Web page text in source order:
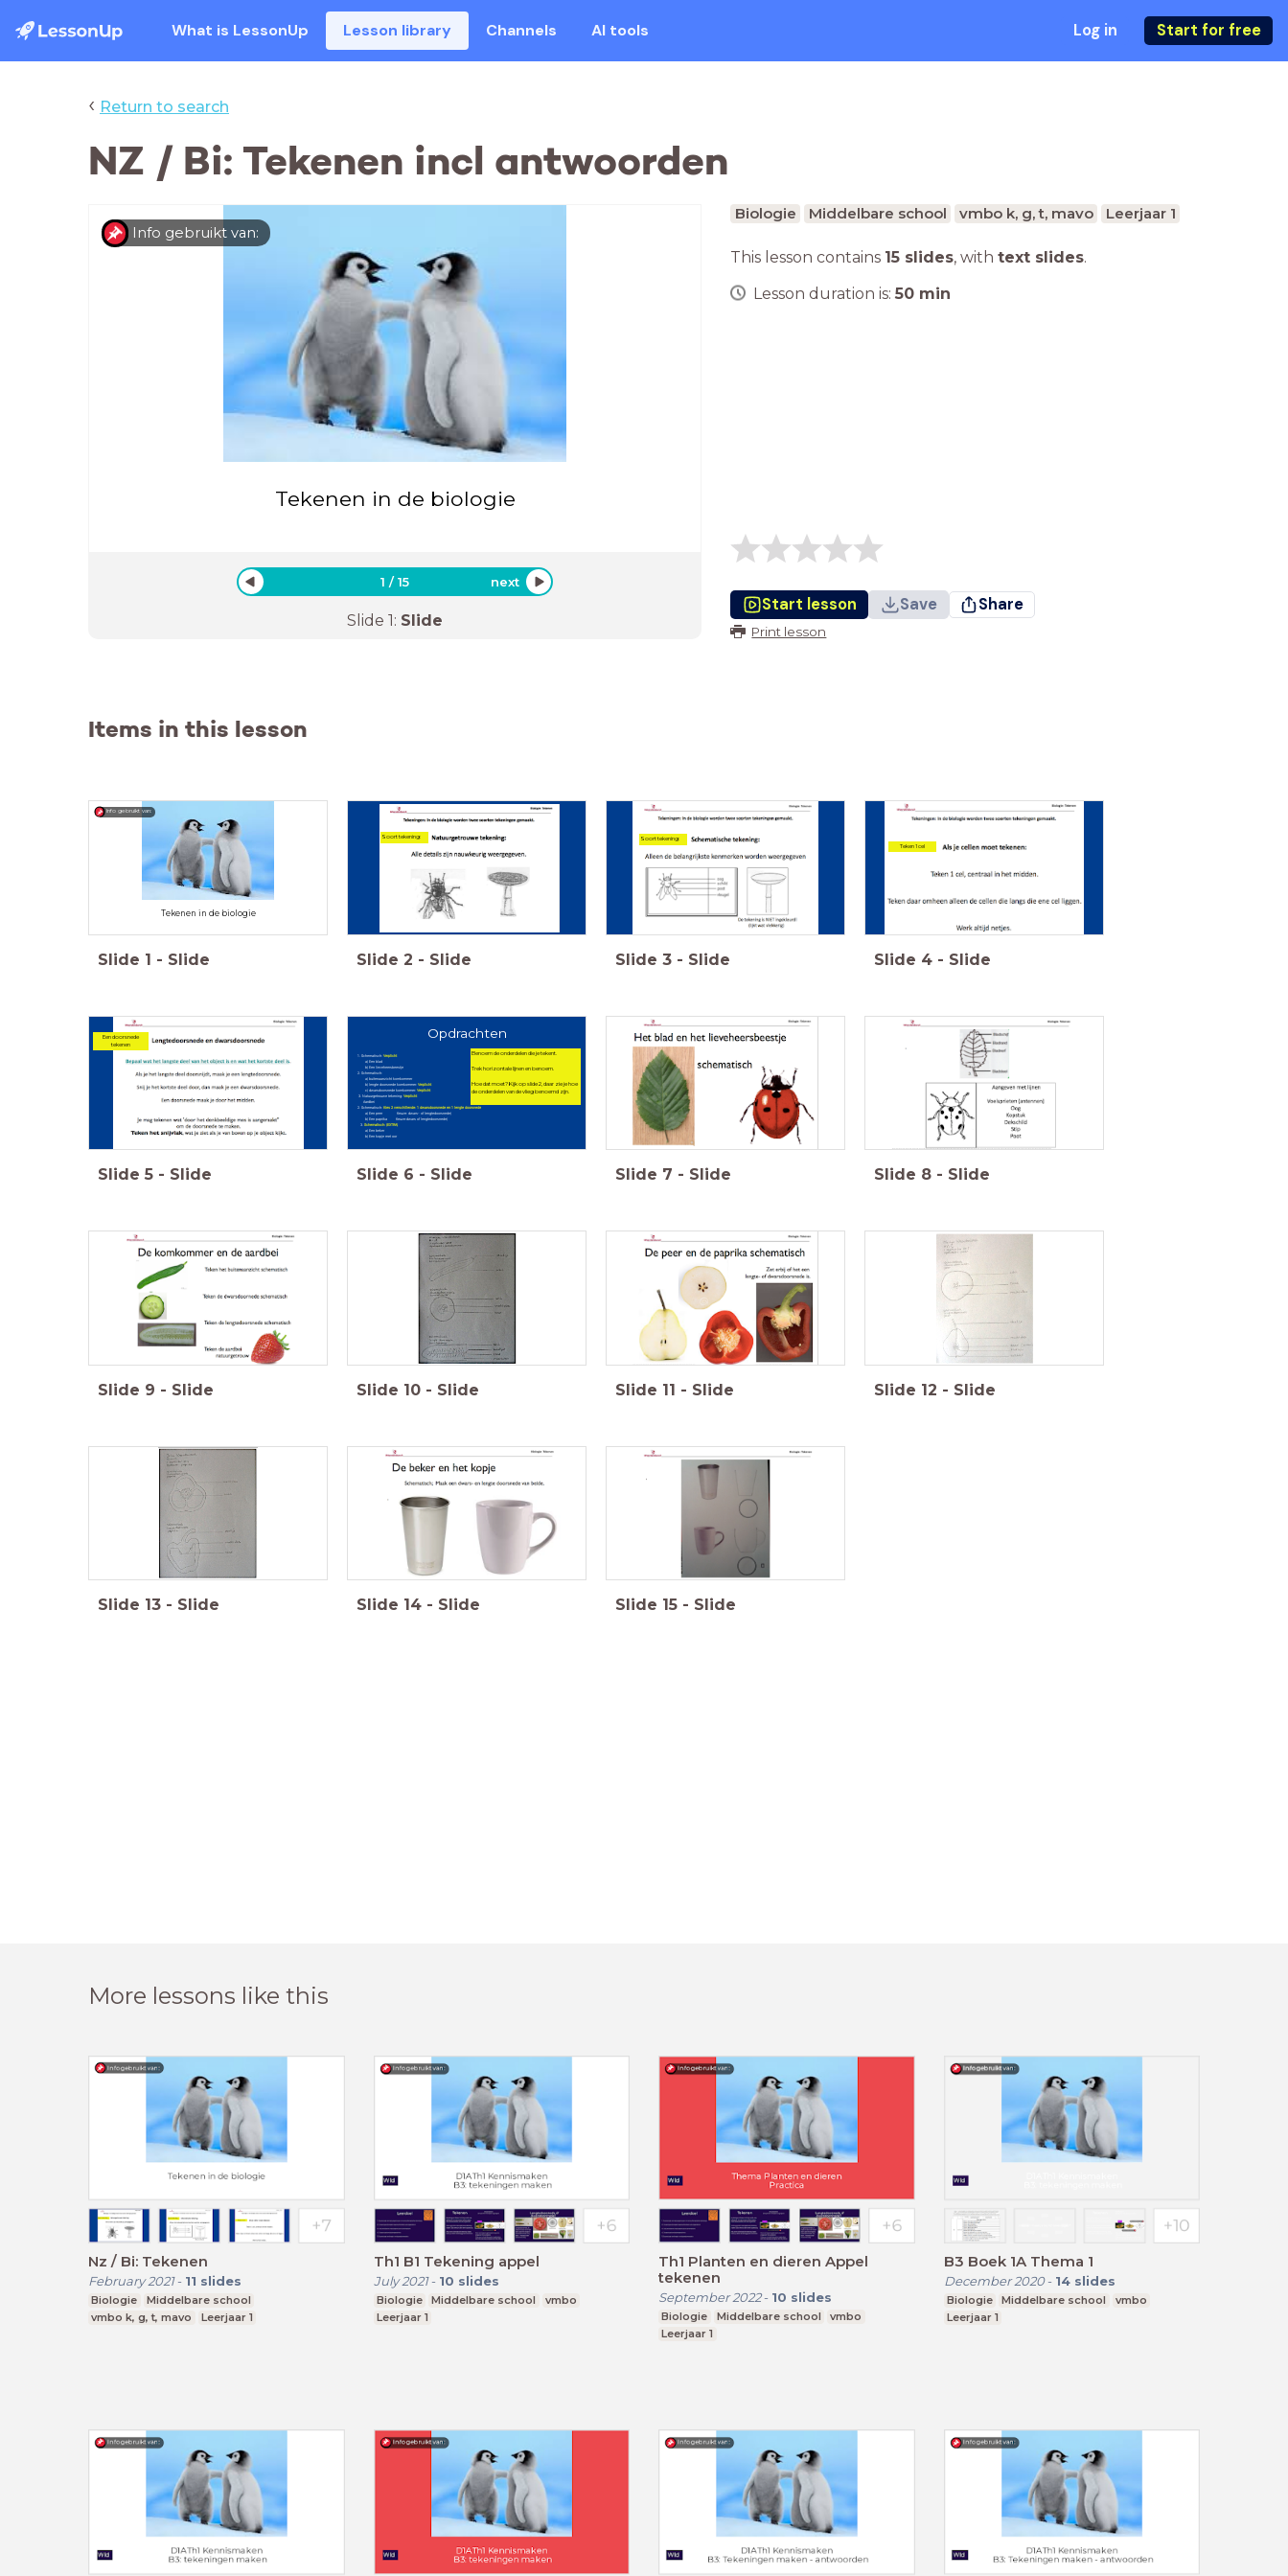
What is LessonUp Lesson library Channels AI tools Log in Start for free
‹ Return to search
NZ / Bi: Tekenen incl antwoorden
Tekenen in de biologie
Info gebruikt van:
1 /15 next
Slide 1: Slide
Biologie Middelbare school vmbo k, g, t, mavo Leerjaar 1
This lesson contains 15 slides, with text slides.
Lesson duration is: 50 min
Start lesson Save Share
Print lesson
Items in this lesson
Tekenen in de biologie
Info gebruikt van:
Slide 1 - Slide
Soort tekening:
Slide 2 - Slide
Soort tekening:
Slide 3 - Slide
Teken 1 cel
Slide 4 - Slide
Een doorsnede
tekenen
Slide 5 - Slide
Opdrachten
1. Schematisch: Verplicht
a) Een blad
b) Een lieveheersbeestje
2. Schematisch:
a) buitenaanzicht komkommer
b) lengte doorsnede komkommer: Verplicht
c) dwarsdoorsnede komkommer:Verplicht
3. Natuurgetrouwe tekening: Verplicht
Aardbei
2. Schematisch: Kies 2 verschillende: 1 dwarsdoorsnede en 1 lengte doorsnede
a) Een peer Keuze: dwars- of lengtedoorsnede)
b) Een paprika Keuze:dwars of lengtedoorsnede)
3. Schematisch: (EXTRA)
a) Een beker
b) Een kopje met oor
Benoem de onderdelen die je tekent.
Trek horizontale lijnen en benoem.
Hoe dat moet? Kijk op slide 2, daar zie je hoe
de onderdelen van de vlieg benoemd zijn.
Slide 6 - Slide Slide 7 - Slide Slide 8 - Slide
Slide 9 - Slide Slide 10 - Slide Slide 11 - Slide Slide 12 - Slide
Slide 13 - Slide Slide 14 - Slide Slide 15 - Slide
More lessons like this
Nz / Bi: Tekenen
February 2021- 11 slides
Biologie
Middelbare school
vmbo k, g, t, mavo
Leerjaar 1
Th1 B1 Tekening appel
July 2021- 10 slides
Biologie Middelbare school
vmbo
Leerjaar 1
Th1 Planten en dieren Appel
tekenen
September 2022- 10 slides
Biologie Middelbare school
vmbo
Leerjaar 1
B3 Boek 1A Thema 1
December 2020- 14 slides
Biologie Middelbare school
vmbo
Leerjaar 1